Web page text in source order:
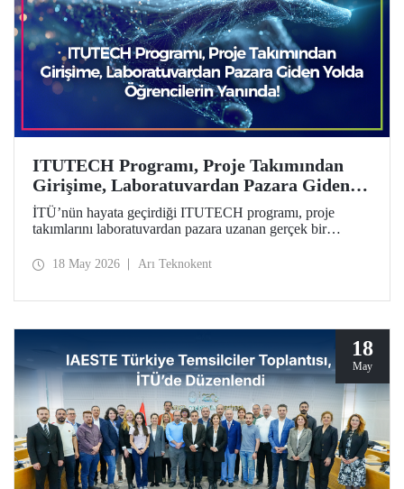
ITUTECH Programı, Proje Takımından
Girişime, Laboratuvardan Pazara Giden
Yolda Öğrencilerin Yanında
İTÜ’nün hayata geçirdiği ITUTECH programı, proje
takımlarını laboratuvardan pazara uzanan gerçek bir
18 May 2026 Arı Teknokent
18
May